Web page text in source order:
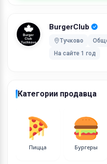
BurgerClub
Тучково
На сайте 1 год
Категории продавца
Пицца Бургеры